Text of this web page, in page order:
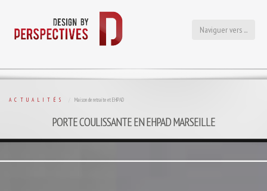
Naviguer vers ...
ACTUALITÉS Maison de retraite et EHPAD
PORTE COULISSANTE EN EHPAD MARSEILLE